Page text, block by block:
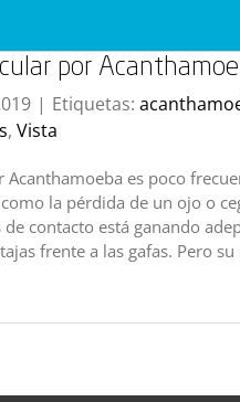
por
| Etiquetas:
, Vista
Acanthamoeba es poco
la pérdida de un ojo o
de contacto está ganando
frente a las gafas. Pero